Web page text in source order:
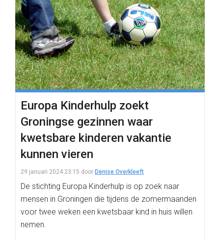
Europa Kinderhulp zoekt
Groningse gezinnen waar
kwetsbare kinderen vakantie
kunnen vieren
29 januari 2024 23:15 door Denise Overkleeft
De stichting Europa Kinderhulp is op zoek naar
mensen in Groningen die tijdens de zomermaanden
voor twee weken een kwetsbaar kind in huis willen
nemen.